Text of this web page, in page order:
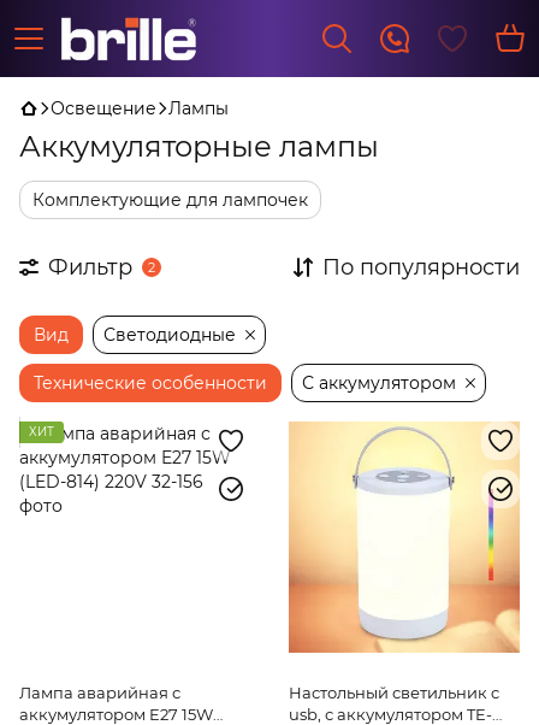
Освещение Лампы
Аккумуляторные лампы
Комплектующие для лампочек
Фильтр 2 По популярности
Вид Светодиодные
Технические особенности С аккумулятором
ХИТ
Лампа аварийная с
аккумулятором E27 15W
Настольный светильник c
usb, с аккумулятором TE-